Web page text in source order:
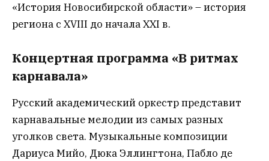
«История Новосибирской области» – история
региона с XVIII до начала XXI в.
Концертная программа «В ритмах
карнавала»
Русский академический оркестр представит
карнавальные мелодии из самых разных
уголков света. Музыкальные композиции
Дариуса Мийо, Дюка Эллингтона, Пабло де